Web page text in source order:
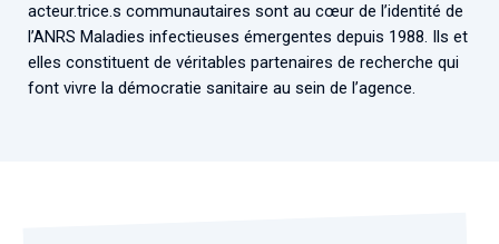
acteur.trice.s communautaires sont au cœur de l’identité de
l’ANRS Maladies infectieuses émergentes depuis 1988. Ils et
elles constituent de véritables partenaires de recherche qui
font vivre la démocratie sanitaire au sein de l’agence.